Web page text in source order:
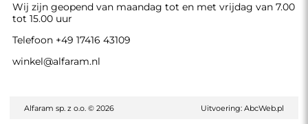
Wij zijn geopend van maandag tot en met vrijdag van 7.00
tot 15.00 uur
Telefoon +49 17416 43109
winkel@alfaram.nl
Alfaram sp. z o.o. © 2026 Uitvoering: AbcWeb.pl